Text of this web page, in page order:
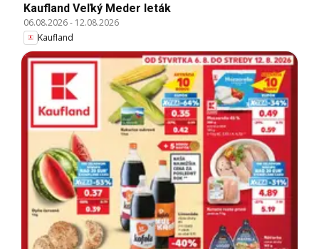
Kaufland Veľký Meder leták
06.08.2026- 12.08.2026
Kaufland